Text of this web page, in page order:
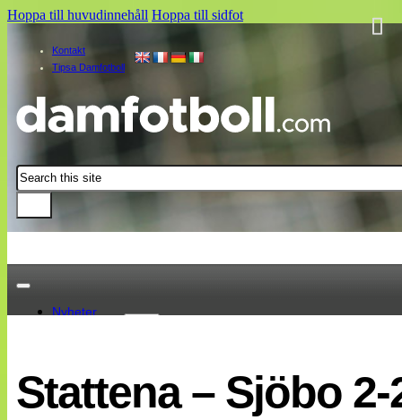
Hoppa till huvudinnehåll Hoppa till sidfot
Kontakt
Tipsa Damfotboll
Sök
Nyheter
Landslaget
EM 2013
Internationellt
Stattena – Sjöbo 2-